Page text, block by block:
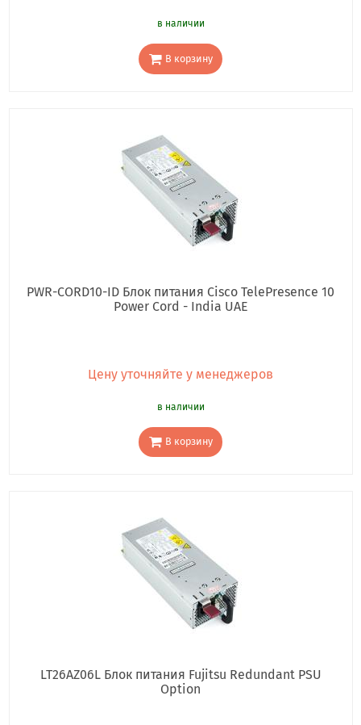
в наличии
В корзину
PWR-CORD10-ID Блок питания Cisco TelePresence 10
Power Cord - India UAE
Цену уточняйте у менеджеров
в наличии
В корзину
LT26AZ06L Блок питания Fujitsu Redundant PSU
Option